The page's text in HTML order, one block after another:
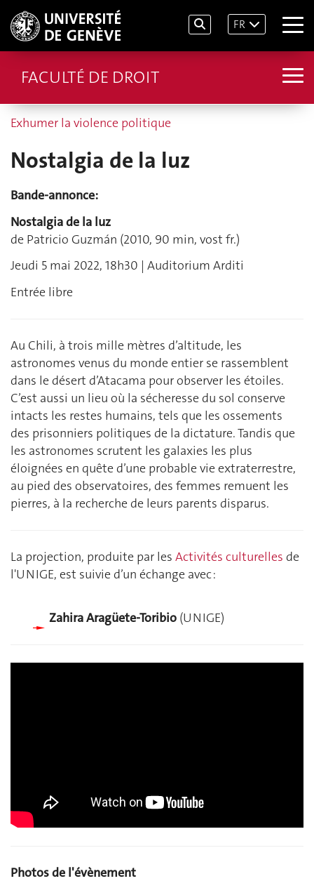
FR
FACULTÉ DE DROIT
Exhumer la violence politique
Nostalgia de la luz
Bande-annonce:
Nostalgia de la luz
de Patricio Guzmán (2010, 90 min, vost fr.)
Jeudi 5 mai 2022, 18h30 | Auditorium Arditi
Entrée libre
Au Chili, à trois mille mètres d’altitude, les
astronomes venus du monde entier se rassemblent
dans le désert d’Atacama pour observer les étoiles.
C’est aussi un lieu où la sécheresse du sol conserve
intacts les restes humains, tels que les ossements
des prisonniers politiques de la dictature. Tandis que
les astronomes scrutent les galaxies les plus
éloignées en quête d’une probable vie extraterrestre,
au pied des observatoires, des femmes remuent les
pierres, à la recherche de leurs parents disparus.
La projection, produite par les Activités culturelles de
l'UNIGE, est suivie d’un échange avec :
Zahira Aragüete-Toribio (UNIGE)
Photos de l'évènement